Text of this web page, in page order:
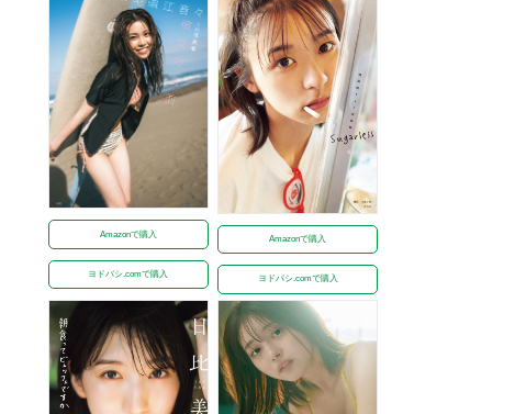
Amazonで購入
ヨドバシ.comで購入
Amazonで購入
ヨドバシ.comで購入